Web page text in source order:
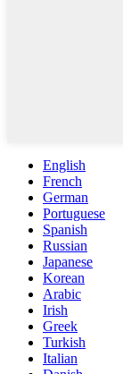
English
French
German
Portuguese
Spanish
Russian
Japanese
Korean
Arabic
Irish
Greek
Turkish
Italian